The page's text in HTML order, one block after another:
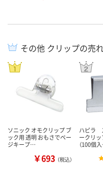
その他 クリップの売
ソニック オモクリップ ブ
ック用 透明 おもさでペー
ジキープ…
￥693 （税込）
ハピラ
ークリ
（100個